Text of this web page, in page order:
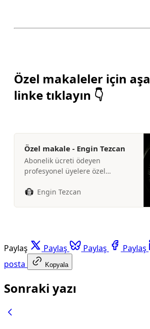
Özel makaleler için
linke tıklayın 👇
Özel makale - Engin Tezcan
Abonelik ücreti ödeyen
profesyonel üyelere özel
Engin Tezcan
Paylaş Paylaş Paylaş Paylaş
posta
Kopyala
Sonraki yazı